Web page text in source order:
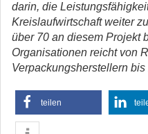
darin, die
Kreislaufwirtschaft weiter
über 70 an diesem Projekt
Organisationen reicht von
Verpackungsherstellern
teilen